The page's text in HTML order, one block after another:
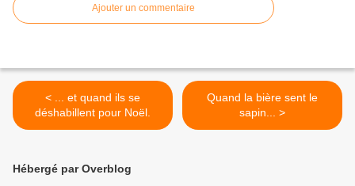
Ajouter un commentaire
< ... et quand ils se
déshabillent pour Noël.
Quand la bière sent le
sapin... >
Hébergé par Overblog